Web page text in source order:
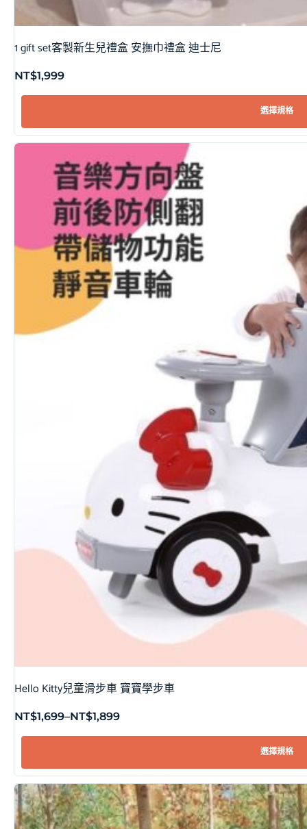
1 gift set客製新生兒禮盒 安撫巾禮盒 迪士尼
NT$1,999
選擇規格
Hello Kitty兒童滑步車 寶寶學步車
NT$1,699–NT$1,899
選擇規格